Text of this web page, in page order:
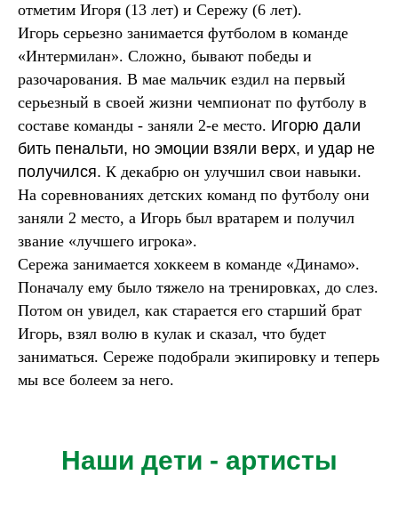
отметим Игоря (13 лет) и Сережу (6 лет).
Игорь серьезно занимается футболом в команде
«Интермилан». Сложно, бывают победы и
разочарования. В мае мальчик ездил на первый
серьезный в своей жизни чемпионат по футболу в
составе команды - заняли 2-е место. Игорю дали
бить пенальти, но эмоции взяли верх, и удар не
получился. К декабрю он улучшил свои навыки.
На соревнованиях детских команд по футболу они
заняли 2 место, а Игорь был вратарем и получил
звание «лучшего игрока».
Сережа занимается хоккеем в команде «Динамо».
Поначалу ему было тяжело на тренировках, до слез.
Потом он увидел, как старается его старший брат
Игорь, взял волю в кулак и сказал, что будет
заниматься. Сереже подобрали экипировку и теперь
мы все болеем за него.
Наши дети - артисты